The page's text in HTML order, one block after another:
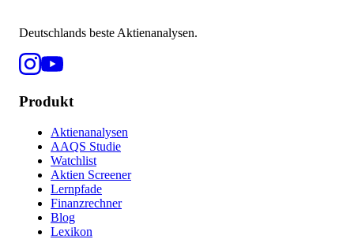
Deutschlands beste Aktienanalysen.
Produkt
Aktienanalysen
AAQS Studie
Watchlist
Aktien Screener
Lernpfade
Finanzrechner
Blog
Lexikon